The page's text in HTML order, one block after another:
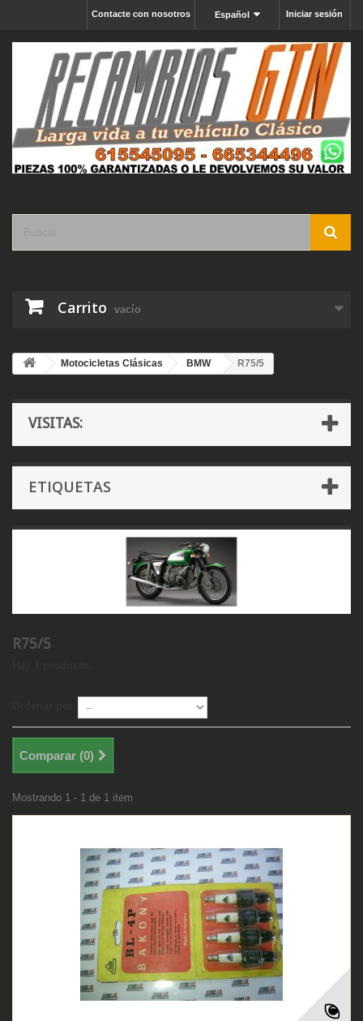
Iniciar sesión
Español
Contacte con nosotros
Carrito vacío
Motocicletas Clásicas BMW R75/5
VISITAS:
ETIQUETAS
R75/5
Comparar (0)
Mostrando 1 - 1 de 1 item